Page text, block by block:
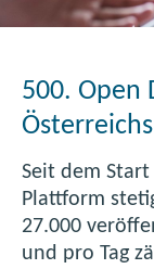
500. Open
Österreichs
Seit dem
Plattform
27.000
und pro Tag